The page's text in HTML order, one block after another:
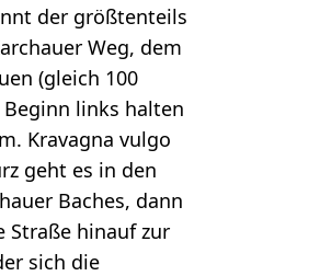
der größtenteils
Weg, dem
(gleich 100
links halten
Kravagna vulgo
geht es in den
Baches, dann
Straße hinauf zur
sich die